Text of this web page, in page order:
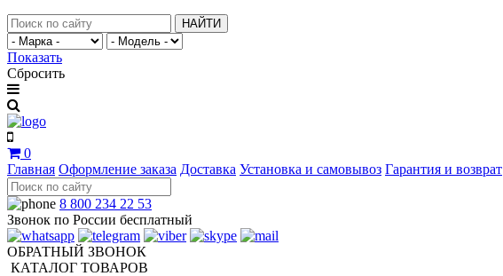
НАЙТИ
Показать
Сбросить
0
Главная Оформление заказа Доставка Установка и самовывоз Гарантия и возврат
8 800 234 22 53
Звонок по России бесплатный
ОБРАТНЫЙ ЗВОНОК
КАТАЛОГ ТОВАРОВ